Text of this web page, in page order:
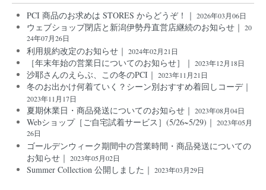
PCI 商品のお求めは STORES からどうぞ！｜ 2026年03月06日
ウェブショップ閉店と新潟伊勢丹直営店継続のお知らせ｜ 20
24年07月26日
利用規約改定のお知らせ｜ 2024年02月21日
［年末年始の営業日についてのお知らせ］｜ 2023年12月18日
沙耶さんのえらぶ、この冬のPCI｜ 2023年11月21日
冬のお出かけ何着ていく？シーン別おすすめ着回しコーデ｜
2023年11月17日
夏期休業日・商品発送についてのお知らせ｜ 2023年08月04日
Webショップ［ご自宅試着サービス］(5/26~5/29)｜ 2023年05月
26日
ゴールデンウィーク期間中の営業時間・商品発送についての
お知らせ｜ 2023年05月02日
Summer Collection 公開しました｜ 2023年03月29日